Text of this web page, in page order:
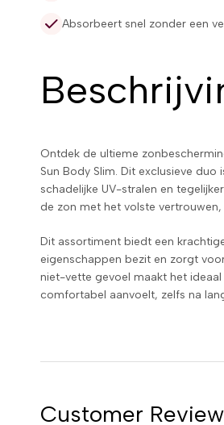
Absorbeert snel zonder een
Ontdek de ultieme
Sun Body Slim. Dit exclusieve
schadelijke UV-stralen en
de zon met het volste
Dit assortiment biedt een
eigenschappen bezit en zorgt
niet-vette gevoel maakt het
comfortabel aanvoelt, zelfs na
Customer